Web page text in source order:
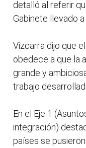
detalló al referir
Gabinete llevado
Vizcarra dijo que
obedece a que la
grande y
trabajo
En el Eje 1
integración)
países se